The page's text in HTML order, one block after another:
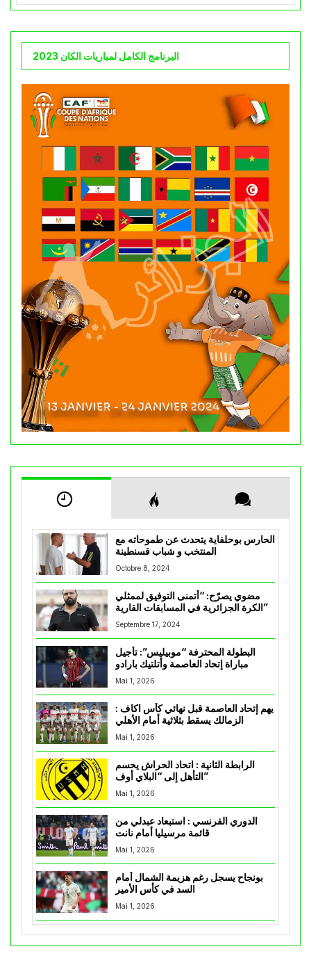
البرنامج الكامل لمباريات الكان 2023
الحارس بوحلفاية يتحدث عن طموحاته مع
المنتخب و شباب قسنطينة
Octobre 8, 2024
مضوي يصرّح: “أتمنى التوفيق لممثلي
الكرة الجزائرية في المسابقات القارية”
Septembre 17, 2024
البطولة المحترفة “موبيليس”: تأجيل
مباراة إتحاد العاصمة وأتلتيك بارادو
Mai 1, 2026
يهم إتحاد العاصمة قبل نهائي كأس اكاف :
Mai 1, 2026
الرابطة الثانية : اتحاد الحراش يحسم
التأهل إلى “البلاي أوف”
Mai 1, 2026
الدوري الفرنسي : استبعاد عبدلي من
قائمة مرسيليا أمام نانت
Mai 1, 2026
بونجاح يسجل رغم هزيمة الشمال أمام
السد في كأس الأمير
Mai 1, 2026